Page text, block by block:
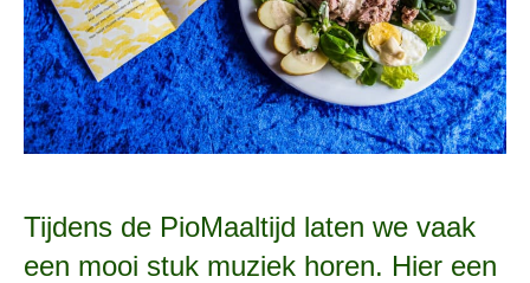
Tijdens de PioMaaltijd laten we vaak
een mooi stuk muziek horen. Hier een